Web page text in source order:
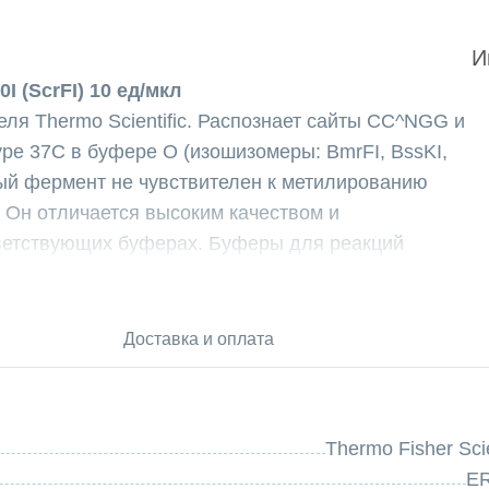
(ScrFI) 10 ед/мкл
Thermo Scientific. Распознает сайты CC^NGG и
37C в буфере O (изошизомеры: BmrFI, BssKI,
фермент не чувствителен к метилированию
отличается высоким качеством и
буферах. Буферы для реакций
и связывающий примеси, которые могут
применения фермента Bme1390I (ScrFI)
картографирование сайтов рестрикции,
5'CC↓NGG3' и 3'GGN↑CC5'
Доставка и оплата
Thermo Fisher